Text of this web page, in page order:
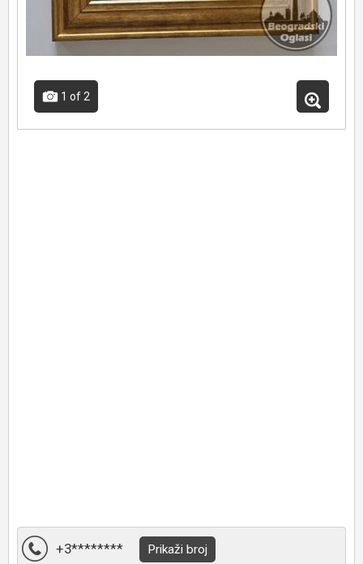
1 of 2
+3******** Prikaži broj